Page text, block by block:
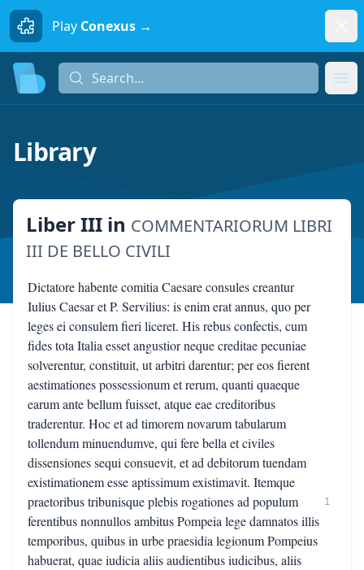
Play Conexus →
Search...
Library
Liber III in COMMENTARIORUM LIBRI
III DE BELLO CIVILI
Dictatore habente comitia Caesare consules creantur
Iulius Caesar et P. Servilius: is enim erat annus, quo per
leges ei consulem fieri liceret. His rebus confectis, cum
fides tota Italia esset angustior neque creditae pecuniae
solverentur, constituit, ut arbitri darentur; per eos fierent
aestimationes possessionum et rerum, quanti quaeque
earum ante bellum fuisset, atque eae creditoribus
traderentur. Hoc et ad timorem novarum tabularum
tollendum minuendumve, qui fere bella et civiles
dissensiones sequi consuevit, et ad debitorum tuendam
existimationem esse aptissimum existimavit. Itemque
praetoribus tribunisque plebis rogationes ad populum
ferentibus nonnullos ambitus Pompeia lege damnatos illis
temporibus, quibus in urbe praesidia legionum Pompeius
habuerat, quae iudicia aliis audientibus iudicibus, aliis
1